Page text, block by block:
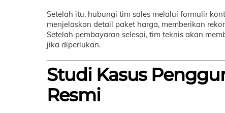
Setelah itu, hubungi tim sales melalui formulir
menjelaskan detail paket harga, memberikan
Setelah pembayaran selesai, tim teknis akan
jika diperlukan.
Studi Kasus
Resmi